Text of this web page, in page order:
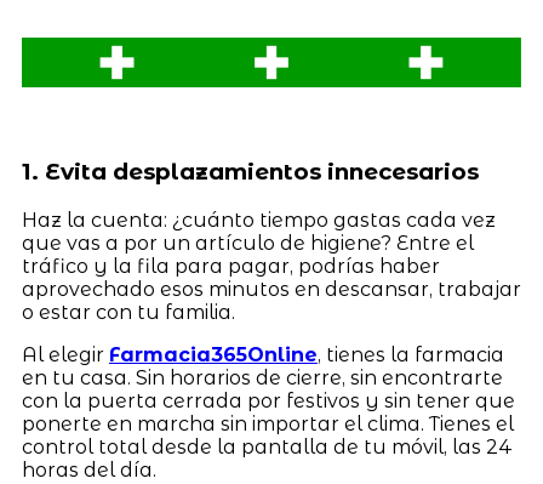
1. Evita desplazamientos innecesarios
Haz la cuenta: ¿cuánto tiempo gastas cada vez
que vas a por un artículo de higiene? Entre el
tráfico y la fila para pagar, podrías haber
aprovechado esos minutos en descansar, trabajar
o estar con tu familia.
Al elegir Farmacia365Online, tienes la farmacia
en tu casa. Sin horarios de cierre, sin encontrarte
con la puerta cerrada por festivos y sin tener que
ponerte en marcha sin importar el clima. Tienes el
control total desde la pantalla de tu móvil, las 24
horas del día.